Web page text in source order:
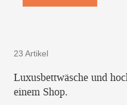
23 Artikel
Luxusbettwäsche und
einem Shop.